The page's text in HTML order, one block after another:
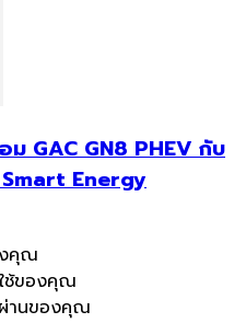
ม GAC GN8 PHEV กับ
Smart Energy
คุณ
ช้ของคุณ
านของคุณ